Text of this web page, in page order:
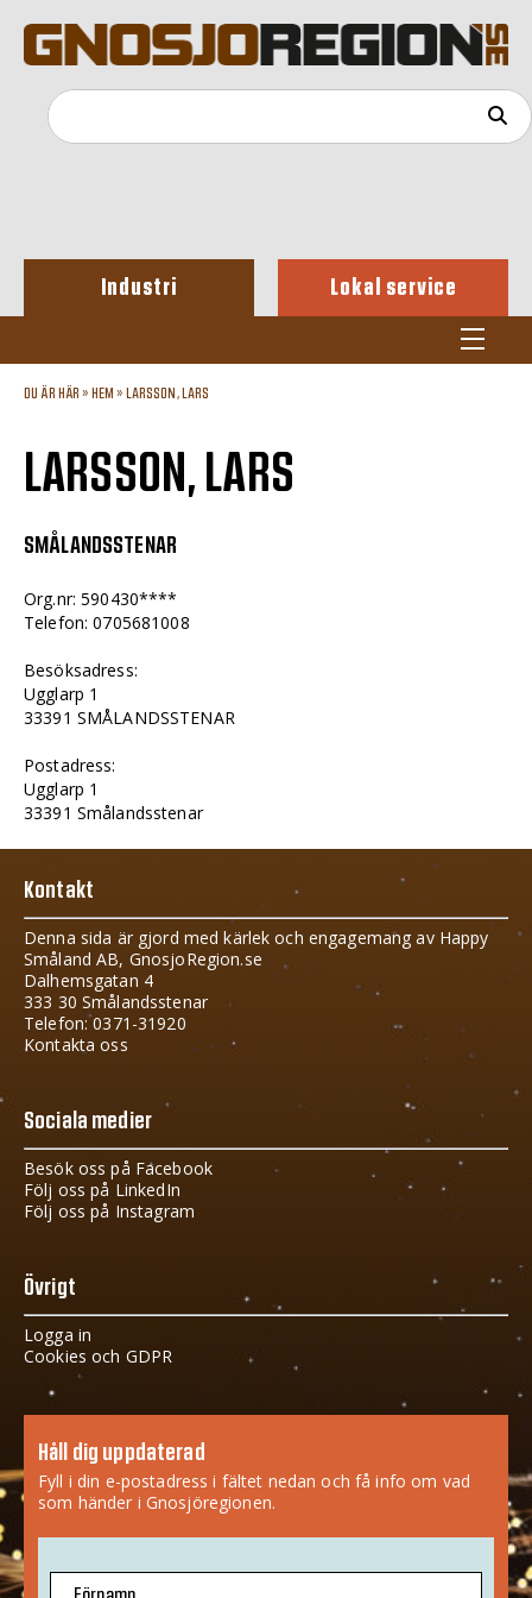
Industri Lokal service
DU ÄR HÄR » HEM » LARSSON, LARS
LARSSON, LARS
SMÅLANDSSTENAR
Org.nr: 590430****
Telefon: 0705681008
Besöksadress:
Ugglarp 1
33391 SMÅLANDSSTENAR
Postadress:
Ugglarp 1
33391 Smålandsstenar
Kontakt
Denna sida är gjord med kärlek och engagemang av Happy
Småland AB, GnosjoRegion.se
Dalhemsgatan 4
333 30 Smålandsstenar
Telefon: 0371-31920
Kontakta oss
Sociala medier
Besök oss på Facebook
Följ oss på LinkedIn
Följ oss på Instagram
Övrigt
Logga in
Cookies och GDPR
Håll dig uppdaterad
Fyll i din e-postadress i fältet nedan och få info om vad
som händer i Gnosjöregionen.